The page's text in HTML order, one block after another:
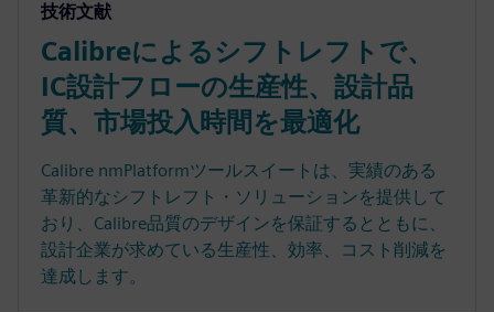
技術文献
Calibreによるシフトレフトで、
IC設計フローの生産性、設計品
質、市場投入時間を最適化
Calibre nmPlatformツールスイートは、実績のある
革新的なシフトレフト・ソリューションを提供して
おり、Calibre品質のデザインを保証するとともに、
設計企業が求めている生産性、効率、コスト削減を
達成します。